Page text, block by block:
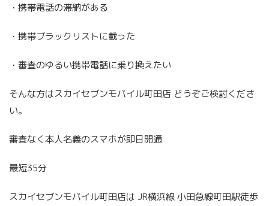
・携帯電話の滞納がある
・携帯ブラックリストに載った
・審査のゆるい携帯電話に乗り換えたい
そんな方はスカイセブンモバイル町田店 どうぞご検討くださ
い。
審査なく本人名義のスマホが即日開通
最短35分
スカイセブンモバイル町田店は JR横浜線 小田急線町田駅徒歩